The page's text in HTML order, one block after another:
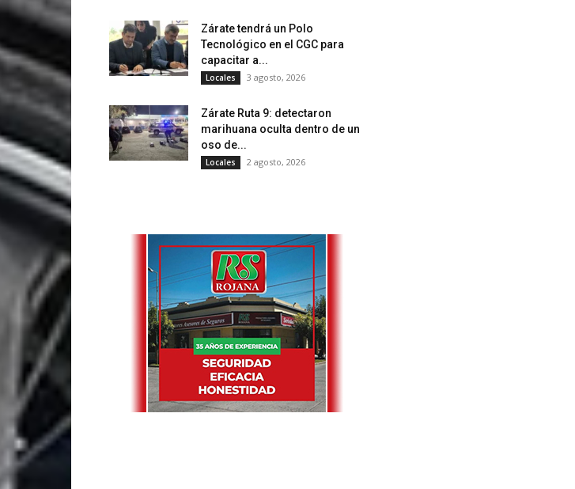
Zárate tendrá un Polo
Tecnológico en el CGC para
capacitar a...
Locales 3 agosto, 2026
Zárate Ruta 9: detectaron
marihuana oculta dentro de un
oso de...
Locales 2 agosto, 2026